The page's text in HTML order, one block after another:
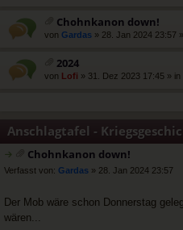
at
ng
Chohnkanon down!
von Gardas » 28. Jan 2024 23:57
at
2024
von Lofi » 31. Dez 2023 17:45 » in
Anschlagtafel -
rs
e
r
u
at
n
h
Chohnkanon down!
Verfasst von: Gardas » 28. Jan 2024 23:57
Der Mob wäre schon Donnerstag
wären...